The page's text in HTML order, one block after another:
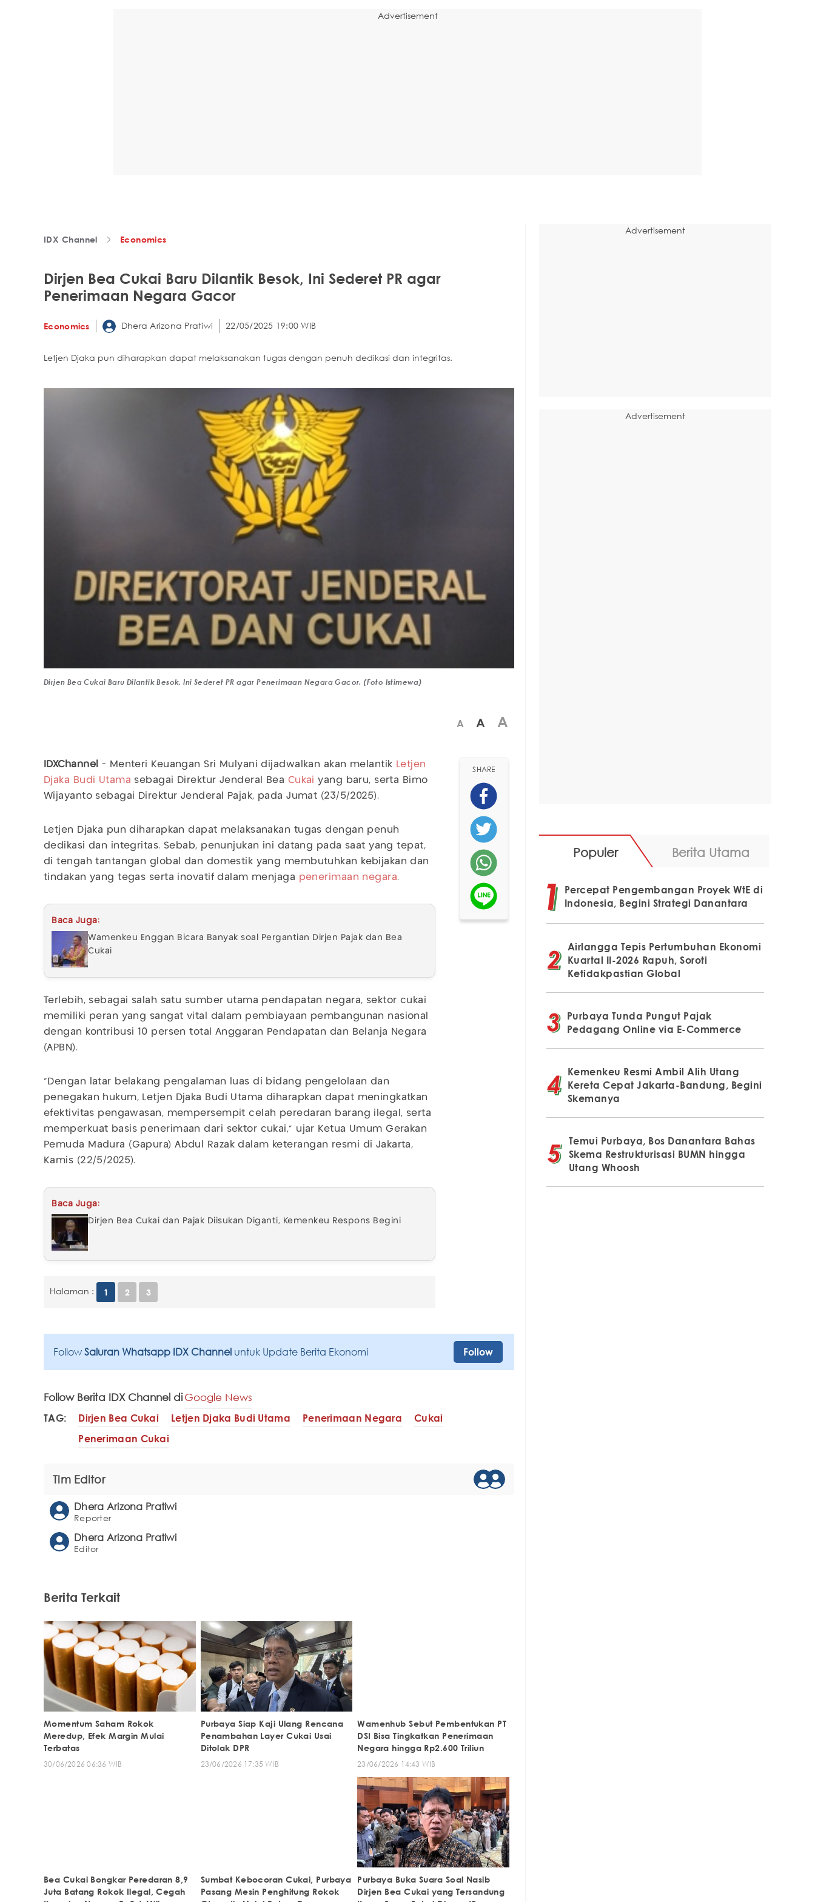
Advertisement
IDX Channel Economics
Dirjen Bea Cukai Baru Dilantik Besok, Ini Sederet PR agar
Penerimaan Negara Gacor
Economics Dhera Arizona Pratiwi 22/05/2025 19:00 WIB
Letjen Djaka pun diharapkan dapat melaksanakan tugas dengan penuh dedikasi dan integritas.
Dirjen Bea Cukai Baru Dilantik Besok, Ini Sederet PR agar Penerimaan Negara Gacor. (Foto Istimewa)
A A A
IDXChannel - Menteri Keuangan Sri Mulyani dijadwalkan akan melantik Letjen
Djaka Budi Utama sebagai Direktur Jenderal Bea Cukai yang baru, serta Bimo
Wijayanto sebagai Direktur Jenderal Pajak, pada Jumat (23/5/2025).
Letjen Djaka pun diharapkan dapat melaksanakan tugas dengan penuh
dedikasi dan integritas. Sebab, penunjukan ini datang pada saat yang tepat,
di tengah tantangan global dan domestik yang membutuhkan kebijakan dan
tindakan yang tegas serta inovatif dalam menjaga penerimaan negara.
Baca Juga:
Wamenkeu Enggan Bicara Banyak soal Pergantian Dirjen Pajak dan Bea
Cukai
Terlebih, sebagai salah satu sumber utama pendapatan negara, sektor cukai
memiliki peran yang sangat vital dalam pembiayaan pembangunan nasional
dengan kontribusi 10 persen total Anggaran Pendapatan dan Belanja Negara
(APBN).
"Dengan latar belakang pengalaman luas di bidang pengelolaan dan
penegakan hukum, Letjen Djaka Budi Utama diharapkan dapat meningkatkan
efektivitas pengawasan, mempersempit celah peredaran barang ilegal, serta
memperkuat basis penerimaan dari sektor cukai," ujar Ketua Umum Gerakan
Pemuda Madura (Gapura) Abdul Razak dalam keterangan resmi di Jakarta,
Kamis (22/5/2025).
Baca Juga:
Dirjen Bea Cukai dan Pajak Diisukan Diganti, Kemenkeu Respons Begini
Halaman : 1 2 3
SHARE
Follow Saluran Whatsapp IDX Channel untuk Update Berita Ekonomi Follow
Follow Berita IDX Channel diGoogle News
TAG: Dirjen Bea Cukai Letjen Djaka Budi Utama Penerimaan Negara
Cukai
Penerimaan Cukai
Tim Editor
Dhera Arizona Pratiwi
Reporter
Dhera Arizona Pratiwi
Editor
Berita Terkait
Momentum Saham Rokok
Meredup, Efek Margin Mulai
Terbatas
30/06/2026 06:36 WIB
Purbaya Siap Kaji Ulang Rencana
Penambahan Layer Cukai Usai
Ditolak DPR
23/06/2026 17:35 WIB
Wamenhub Sebut Pembentukan PT
DSI Bisa Tingkatkan Penerimaan
Negara hingga Rp2.600 Triliun
23/06/2026 14:43 WIB
Bea Cukai Bongkar Peredaran 8,9
Juta Batang Rokok Ilegal, Cegah
Sumbat Kebocoran Cukai, Purbaya
Pasang Mesin Penghitung Rokok
Purbaya Buka Suara Soal Nasib
Dirjen Bea Cukai yang Tersandung
Advertisement
Advertisement
Populer Berita Utama
Percepat Pengembangan Proyek WtE di
Indonesia, Begini Strategi Danantara
Airlangga Tepis Pertumbuhan Ekonomi
Kuartal II-2026 Rapuh, Soroti
Ketidakpastian Global
Purbaya Tunda Pungut Pajak
Pedagang Online via E-Commerce
Kemenkeu Resmi Ambil Alih Utang
Kereta Cepat Jakarta-Bandung, Begini
Skemanya
Temui Purbaya, Bos Danantara Bahas
Skema Restrukturisasi BUMN hingga
Utang Whoosh